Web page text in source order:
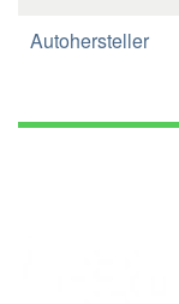
Autohersteller